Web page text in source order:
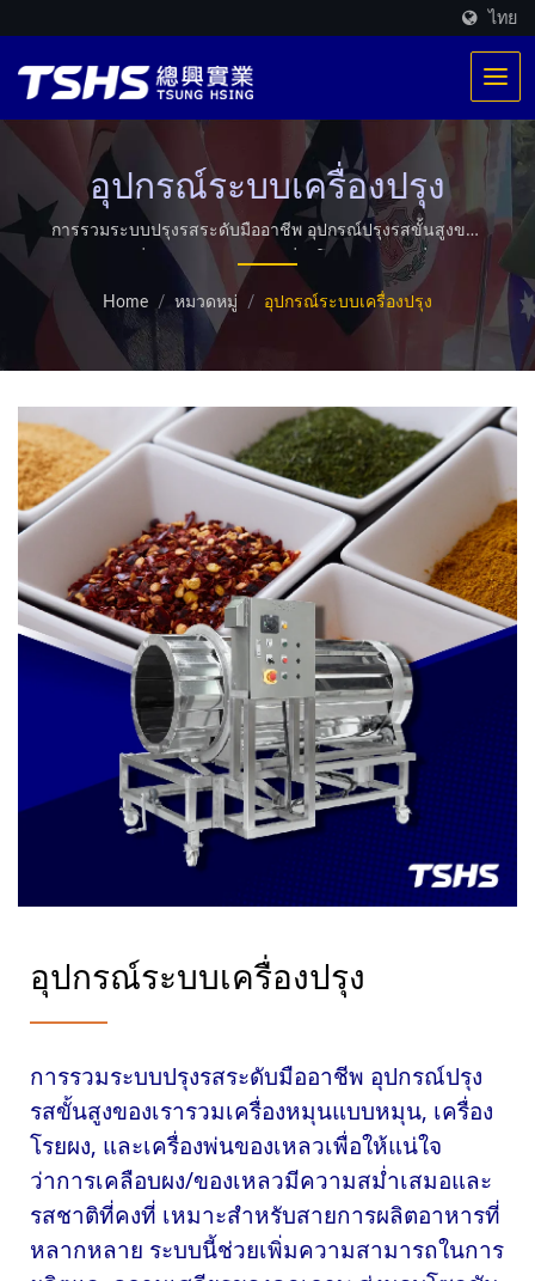
ไทย
อุปกรณ์ระบบเครื่องปรุง
การรวมระบบปรุงรสระดับมืออาชีพ อุปกรณ์ปรุงรสขั้นสูงของ
เรารวมเครื่องหมุนแบบหมุน, เครื่องโรยผง, และเครื่องพ่น
ของเหลวเพื่อให้แน่ใจว่าการเคลือบผง/ของเหลวมีความ
สม่ำเสมอและรสชาติที่คงที่ เหมาะสำหรับสายการผลิตอาหาร
ที่หลากหลาย ระบบนี้ช่วยเพิ่มความสามารถในการผลิตและ
ความเสถียรของคุณภาพ ส่งมอบโซลูชันการปรุงรสอัตโนมัติที่
มีประสิทธิภาพสูงซึ่งปรับให้เข้ากับความต้องการของคุณ. /
TSHS เป็นผู้ผลิตเครื่องจักรอาหารมืออาชีพ เรามีระบบ
ทำความร้อนที่จดสิทธิบัตรเฉพาะตัว มีการผลิตการทอด
มากกว่า 500 รายการทั่วโลก นอกจากนี้ยังมีบริการเครื่องอบ
แห้งไมโครเวฟแบบกำหนดเอง.
Home / หมวดหมู่ / อุปกรณ์ระบบเครื่องปรุง
อุปกรณ์ระบบเครื่องปรุง
การรวมระบบปรุงรสระดับมืออาชีพ อุปกรณ์ปรุง
รสขั้นสูงของเรารวมเครื่องหมุนแบบหมุน, เครื่อง
โรยผง, และเครื่องพ่นของเหลวเพื่อให้แน่ใจ
ว่าการเคลือบผง/ของเหลวมีความสม่ำเสมอและ
รสชาติที่คงที่ เหมาะสำหรับสายการผลิตอาหารที่
หลากหลาย ระบบนี้ช่วยเพิ่มความสามารถในการ